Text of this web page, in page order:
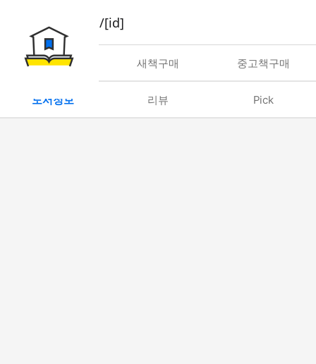
book/rent/[id]
대여 새책구매 중고책구매
도서정보 리뷰 Pick